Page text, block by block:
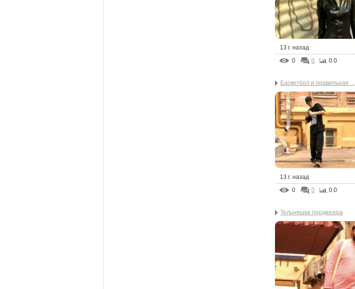
13 г. назад
0
0 0.0
Баскетбол и правильная ...
13 г. назад
0
0 0.0
Тельняшка продюсера